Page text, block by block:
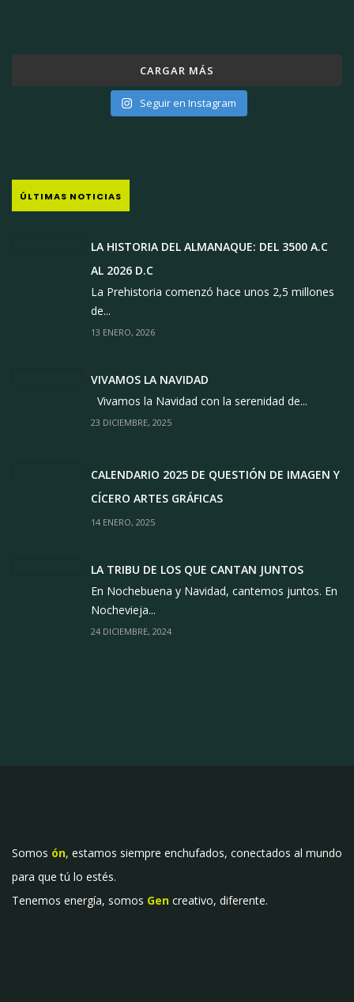
CARGAR MÁS
Seguir en Instagram
ÚLTIMAS NOTICIAS
LA HISTORIA DEL ALMANAQUE: DEL 3500 A.C
AL 2026 D.C
La Prehistoria comenzó hace unos 2,5 millones
de...
13 ENERO, 2026
VIVAMOS LA NAVIDAD
Vivamos la Navidad con la serenidad de...
23 DICIEMBRE, 2025
CALENDARIO 2025 DE QUESTIÓN DE IMAGEN Y
CÍCERO ARTES GRÁFICAS
14 ENERO, 2025
LA TRIBU DE LOS QUE CANTAN JUNTOS
En Nochebuena y Navidad, cantemos juntos. En
Nochevieja...
24 DICIEMBRE, 2024
Somos ón, estamos siempre enchufados, conectados al mundo
para que tú lo estés.
Tenemos energía, somos Gen creativo, diferente.